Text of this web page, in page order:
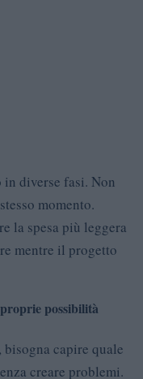
in diverse fasi. Non
momento.
la spesa più leggera
mentre il progetto
possibilità
capire quale
creare problemi.